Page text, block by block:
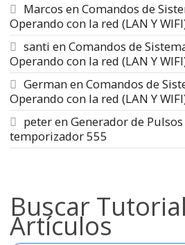
Marcos enComandos de
Operando con la red (LAN Y
santi enComandos de
Operando con la red (LAN Y
GermanenComandos de
Operando con la red (LAN Y
peterenGenerador de
temporizador 555
Buscar
Artículos